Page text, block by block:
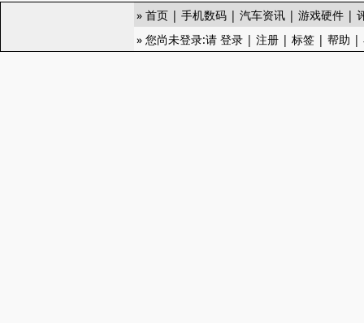
» 首页 | 手机数码 | 汽车资讯 | 游戏硬件 |
» 您尚未登录:请 登录 | 注册 | 标签 | 帮助 |